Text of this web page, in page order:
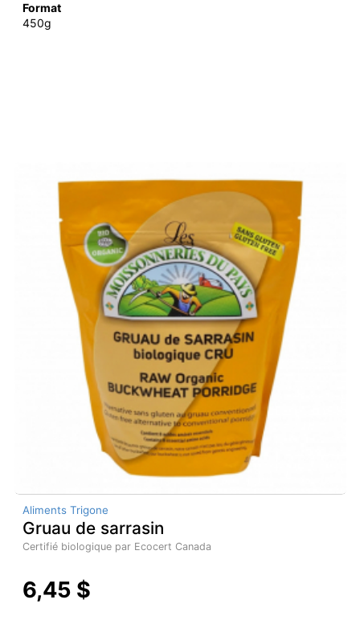
Format
450g
Aliments Trigone
Gruau de sarrasin
Certifié biologique par Ecocert Canada
6,45 $